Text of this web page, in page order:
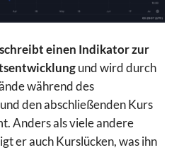
einen Indikator zur
und wird durch
während des
den abschließenden Kurs
Anders als viele andere
er auch Kurslücken, was ihn